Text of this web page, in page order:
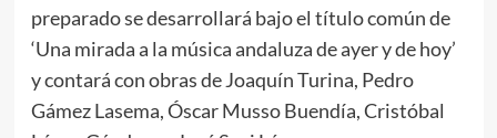
preparado se desarrollará bajo el título común de
‘Una mirada a la música andaluza de ayer y de hoy’
y contará con obras de Joaquín Turina, Pedro
Gámez Lasema, Óscar Musso Buendía, Cristóbal